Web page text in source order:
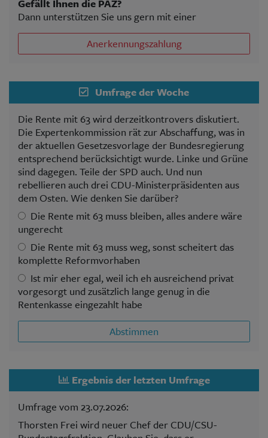
Gefällt Ihnen die PAZ?
Dann unterstützen Sie uns gern mit einer
Anerkennungszahlung
Umfrage der Woche
Die Rente mit 63 wird derzeitkontrovers diskutiert.
Die Expertenkommission rät zur Abschaffung, was in
der aktuellen Gesetzesvorlage der Bundesregierung
entsprechend berücksichtigt wurde. Linke und Grüne
sind dagegen. Teile der SPD auch. Und nun
rebellieren auch drei CDU-Ministerpräsidenten aus
dem Osten. Wie denken Sie darüber?
Die Rente mit 63 muss bleiben, alles andere wäre
ungerecht
Die Rente mit 63 muss weg, sonst scheitert das
komplette Reformvorhaben
Ist mir eher egal, weil ich eh ausreichend privat
vorgesorgt und zusätzlich lange genug in die
Rentenkasse eingezahlt habe
Abstimmen
Ergebnis der letzten Umfrage
Umfrage vom 23.07.2026:
Thorsten Frei wird neuer Chef der CDU/CSU-